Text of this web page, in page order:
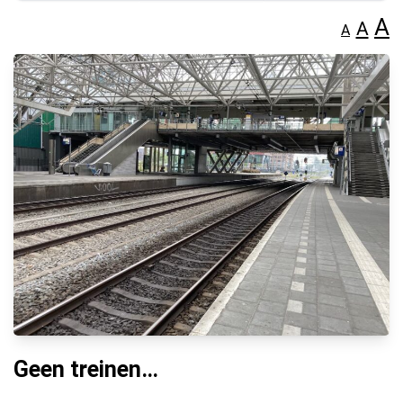
A A A
Geen treinen…